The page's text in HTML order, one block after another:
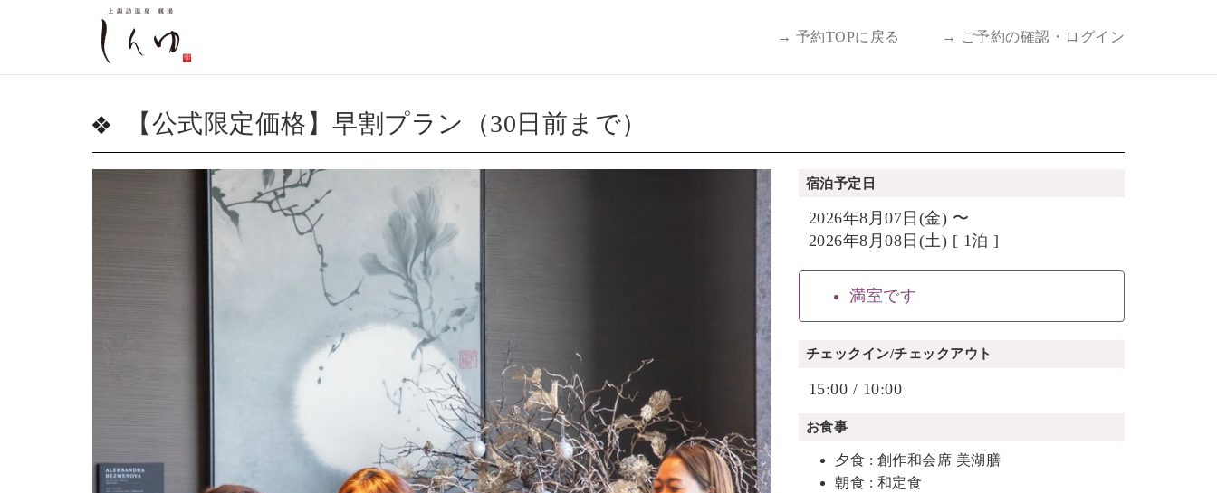
→ 予約TOPに戻る → ご予約の確認・ログイン
【公式限定価格】早割プラン（30日前まで）
宿泊予定日
2026年8月07日(金) 〜
2026年8月08日(土) [ 1泊 ]
満室です
チェックイン/チェックアウト
15:00 / 10:00
お食事
夕食 : 創作和会席 美湖膳
朝食 : 和定食